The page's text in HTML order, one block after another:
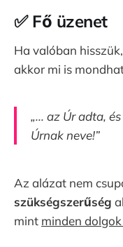
✅ Fő üzenet
Ha valóban
akkor mi is
„... az Úr adta,
Úrnak neve!”
Az alázat nem
szükségszerűség
mint minden